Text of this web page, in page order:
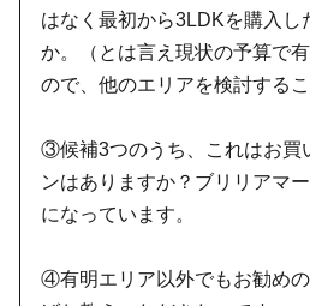
はなく最初から3LDKを購入し
か。（とは言え現状の予算で
ので、他のエリアを検討するこ
③候補3つのうち、これはお買
ンはありますか？ブリリアマ
になっています。
④有明エリア以外でもお勧め